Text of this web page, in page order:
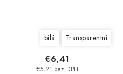
bílá Transparentní
€5,21 bez DPH
€6,41